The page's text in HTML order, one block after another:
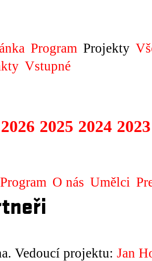
Program Projekty
Vstupné
2026 2025 2024 2023
Program O nás Umělci
Vedoucí projektu: Jan